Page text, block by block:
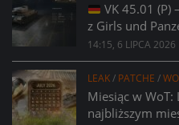
VK 45.01 (P)
z Girls und
14:15, 6 LIPCA 2026
LEAK/ PATCHE /
Miesiąc w WoT:
najbliższym